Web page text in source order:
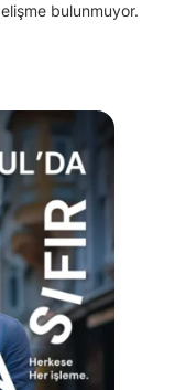
bulunmuyor.